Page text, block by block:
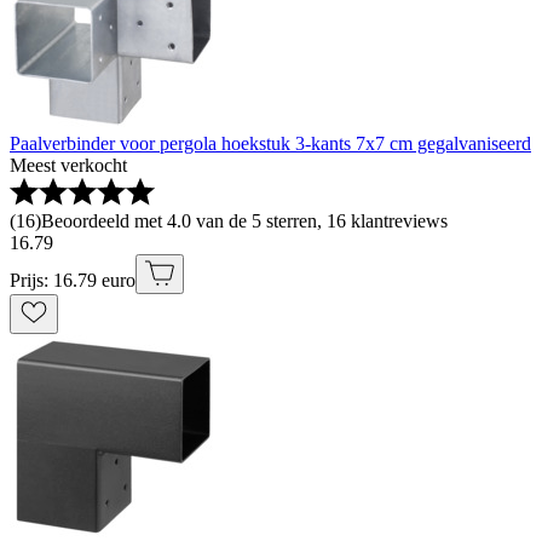
Paalverbinder voor pergola hoekstuk 3-kants 7x7 cm gegalvaniseerd
Meest verkocht
(16)Beoordeeld met 4.0 van de 5 sterren, 16 klantreviews
16.79
Prijs: 16.79 euro